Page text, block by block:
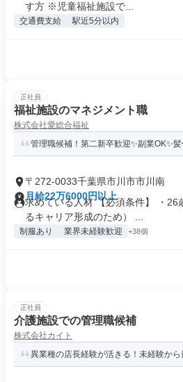
す方 ※児童福祉施設で...
交通費支給 駅近5分以内
正社員
福祉施設のマネジメント職
株式会社愛総合福祉
管理職候補！第二新卒歓迎✨副業OK✨
〒272-0033千葉県市川市市川南
月給22万6000円以上
求めている人材 【必須条件】 ・26
るキャリア形成のため） ...
制服あり 業界未経験歓迎 +38個
正社員
介護施設での管理職候補
株式会社カイト
異業種の店長経験が活きる！未経験か